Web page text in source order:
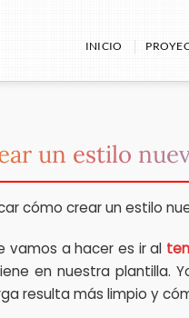
INICIO
un estilo
cómo crear un estilo
vamos a hacer es ir al
en nuestra plantilla.
resulta más limpio y